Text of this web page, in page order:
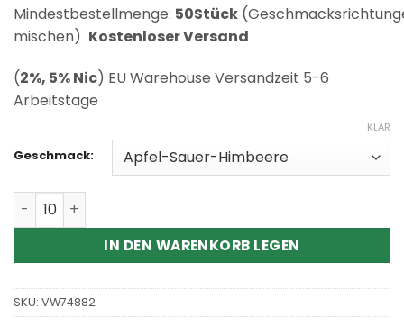
Mindestbestellmenge: 50Stück
mischen) Kostenloser Versand
(2%, 5% Nic) EU Warehouse Versandzeit 5-6
Arbeitstage
Geschmack:
KLAR
Wholesale ZOOY VAPE VAPOR 22K Disposable Vape
IN DEN WARENKORB LEGEN
SKU: VW74882